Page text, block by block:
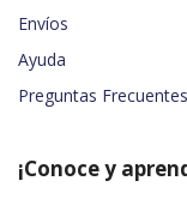
Envíos
Ayuda
Preguntas Frecuentes
¡Conoce y